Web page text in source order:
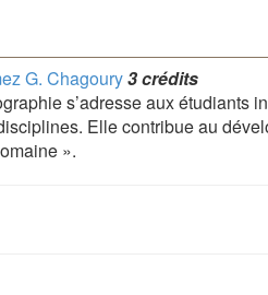
G. Chagoury3 crédits
s’adresse aux étudiants
Elle contribue au
».